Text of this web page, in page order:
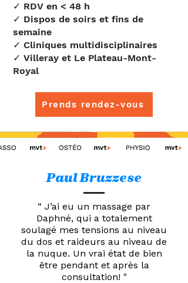
✓ RDV en < 48 h
✓ Dispos de soirs et fins de
semaine
✓ Cliniques multidisciplinaires
✓ Villeray et Le Plateau-Mont-
Royal
Prends rendez-vous
Paul Bruzzese
“ J’ai eu un massage par
Daphné, qui a totalement
soulagé mes tensions au niveau
du dos et raideurs au niveau de
la nuque. Un vrai état de bien
être pendant et après la
consultation! "